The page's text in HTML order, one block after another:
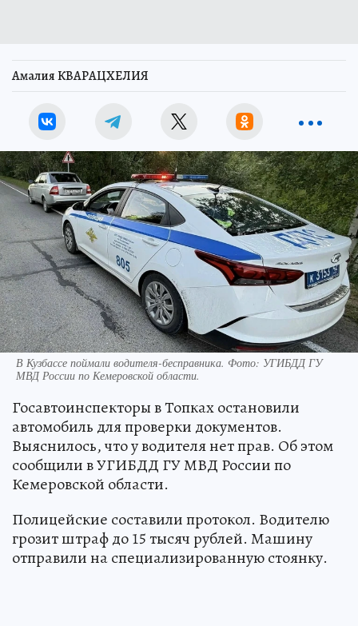
Амалия КВАРАЦХЕЛИЯ
В Кузбассе поймали водителя-бесправника. Фото: УГИБДД ГУ
МВД России по Кемеровской области.
Госавтоинспекторы в Топках остановили
автомобиль для проверки документов.
Выяснилось, что у водителя нет прав. Об этом
сообщили в УГИБДД ГУ МВД России по
Кемеровской области.
Полицейские составили протокол. Водителю
грозит штраф до 15 тысяч рублей. Машину
отправили на специализированную стоянку.